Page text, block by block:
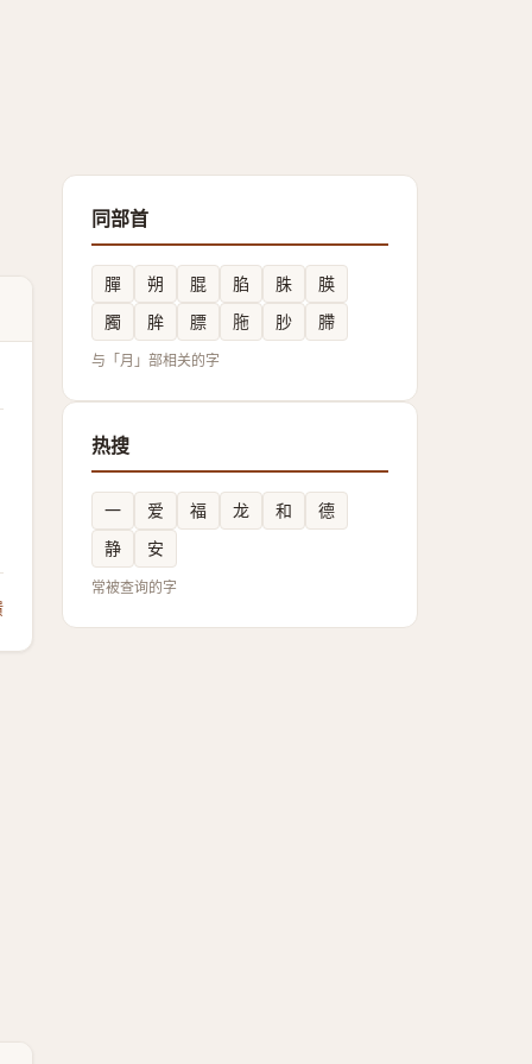
同部首
䐷 朔 䐊 䐄 䏭
朠
臅
䏬 膘 胣 䏚 䐭
与「月」部相关的字
热搜
一 爱 福 龙 和
德
静
安
常被查询的字